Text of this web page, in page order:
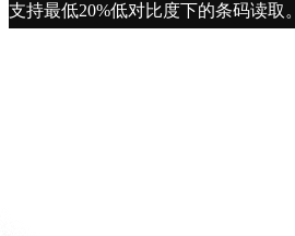
支持最低20%低对比度下的条码读取。